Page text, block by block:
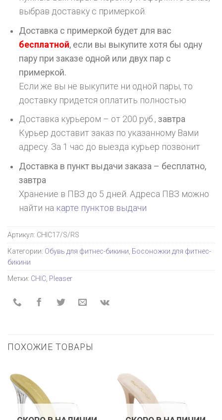
выбрав доставку с примеркой.
Доставка с примеркой будет для вас
бесплатной, если вы выкупите хотя бы одну
пару при заказе одной или двух пар с
примеркой.
Если же вы не выкупите ни одной пары, то
доставку придется оплатить полностью
Доставка курьером – от 200 руб.,завтра
Курьер доставит заказ по указанному Вами
адресу. За 1 час до выезда курьер позвонит
Доставка в пункт выдачи заказа – бесплатно,
завтра
Хранение в ПВЗ до 5 дней. Адреса ПВЗ можно
найти на карте пунктов выдачи
Артикул: CHIC17/S/RS
Категории: Обувь для фитнес-бикини Босоножки для фитнес-
бикини
Метки: CHIC Pleaser
ПОХОЖИЕ ТОВАРЫ